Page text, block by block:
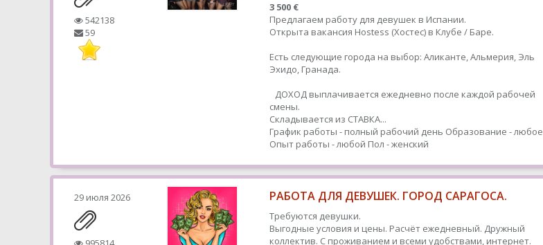
542138
59
3 500 €
Предлагаем работу для девушек в Испании.
Открыта вакансия Hostess (Хостес) в Клубе / Баре.
Есть следующие города на выбор: Аликанте, Альмерия, Эль
Эхидо, Гранада.
ДОХОД выплачивается ежедневно после каждой рабочей
смены.
Складывается из СТАВКА...
График работы - полный рабочий день Образование - любое
Опыт работы - любой Пол - женский
29 июля 2026 РАБОТА ДЛЯ ДЕВУШЕК. ГОРОД САРАГОСА.
Требуются девушки.
Выгодные условия и цены. Расчёт ежедневный. Дружный
коллектив. С проживанием и всеми удобствами, интернет.